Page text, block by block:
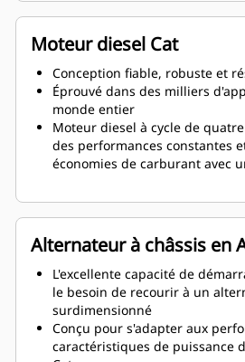
Moteur diesel Cat
Conception fiable, robuste et
Éprouvé dans des milliers
monde entier
Moteur diesel à cycle de
des performances constantes
économies de carburant avec
Alternateur à châssis en
L'excellente capacité de
le besoin de recourir à un
surdimensionné
Conçu pour s'adapter aux
caractéristiques de puissance